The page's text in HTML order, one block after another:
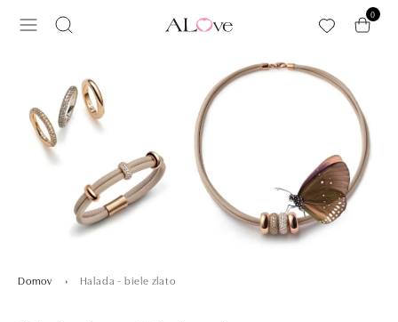
0
Domov Halada - biele zlato